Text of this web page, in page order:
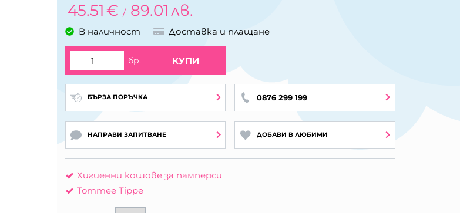
45.51€ / 89.01лв.
В наличност Доставка и плащане
бр. КУПИ
БЪРЗА ПОРЪЧКА 0876 299 199
НАПРАВИ ЗАПИТВАНЕ ДОБАВИ В ЛЮБИМИ
Хигиенни кошове за памперси
Tommee Tippe